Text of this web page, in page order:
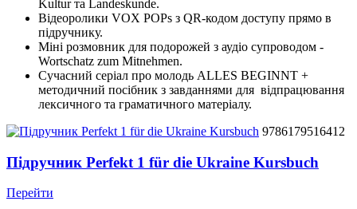
Kultur та Landeskunde.
Відеоролики VOX POPs з QR-кодом доступу прямо в
підручнику.
Міні розмовник для подорожей з аудіо супроводом -
Wortschatz zum Mitnehmen.
Сучасний серіал про молодь ALLES BEGINNT +
методичний посібник з завданнями для відпрацювання
лексичного та граматичного матеріалу.
9786179516412
Підручник Perfekt 1 für die Ukraine Kursbuch
Перейти